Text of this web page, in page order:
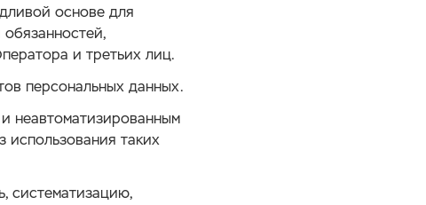
основе для
и третьих лиц.
персональных данных.
неавтоматизированным
использования таких
систематизацию,